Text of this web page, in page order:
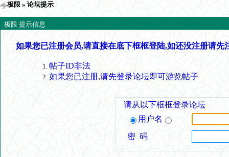
极限 » 论坛提示
极限 提示信息
如果您已注册会员,请直接在底下框框登陆,如还没注册请先
帖子ID非法
如果您已注册,请先登录论坛即可游览帖子
请从以下框框登录论坛
用户名
密 码